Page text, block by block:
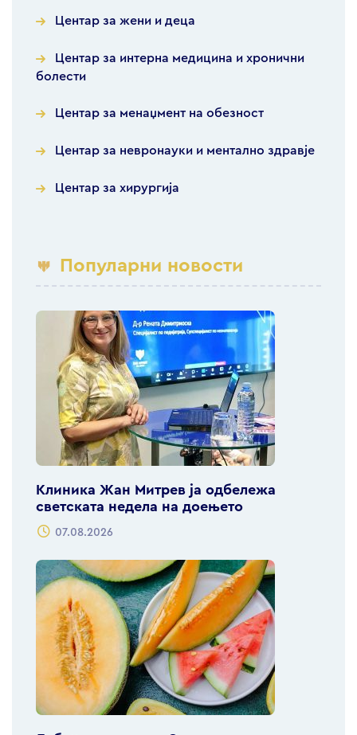
Центар за жени и деца
Центар за интерна медицина и хронични
болести
Центар за менаџмент на обезност
Центар за невронауки и ментално здравје
Центар за хирургија
Популарни новости
Клиника Жан Митрев ја одбележа
светската недела на доењето
07.08.2026